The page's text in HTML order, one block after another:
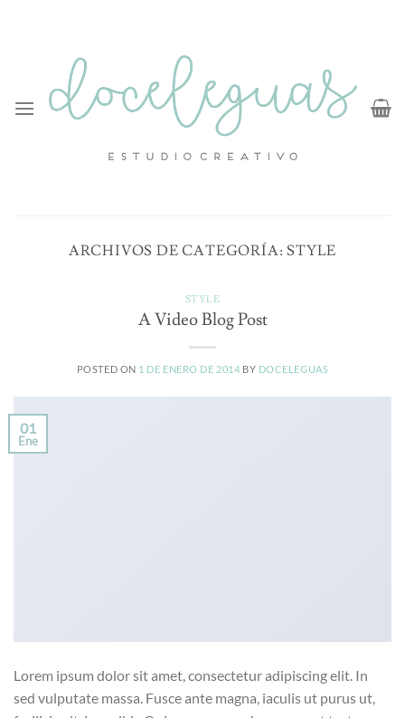
ARCHIVOS DE CATEGORÍA:STYLE
STYLE
A Video Blog Post
POSTED ON 1 DE ENERO DE 2014 BY DOCELEGUAS
01
Ene
Lorem ipsum dolor sit amet, consectetur adipiscing elit. In
sed vulputate massa. Fusce ante magna, iaculis ut purus ut,